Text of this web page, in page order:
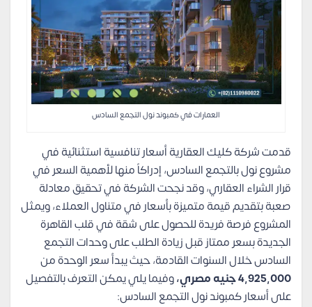
العمارات في كمبوند نول التجمع السادس
قدمت شركة كليك العقارية أسعار تنافسية استثنائية في
مشروع نول بالتجمع السادس، إدراكاً منها لأهمية السعر في
قرار الشراء العقاري، وقد نجحت الشركة في تحقيق معادلة
صعبة بتقديم قيمة متميزة بأسعار في متناول العملاء، ويمثل
المشروع فرصة فريدة للحصول على شقة في قلب القاهرة
الجديدة بسعر ممتاز قبل زيادة الطلب على وحدات التجمع
السادس خلال السنوات القادمة، حيث يبدأ سعر الوحدة من
4,925,000 جنيه مصري،
وفيما يلي يمكن التعرف بالتفصيل
على أسعار كمبوند نول التجمع السادس: